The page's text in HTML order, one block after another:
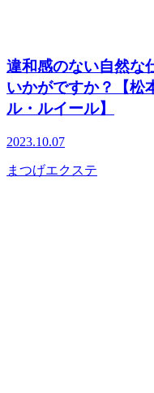
違和感のない自然な
いかがですか？【松
ル・ルイール】
2023.10.07
まつげエクステ